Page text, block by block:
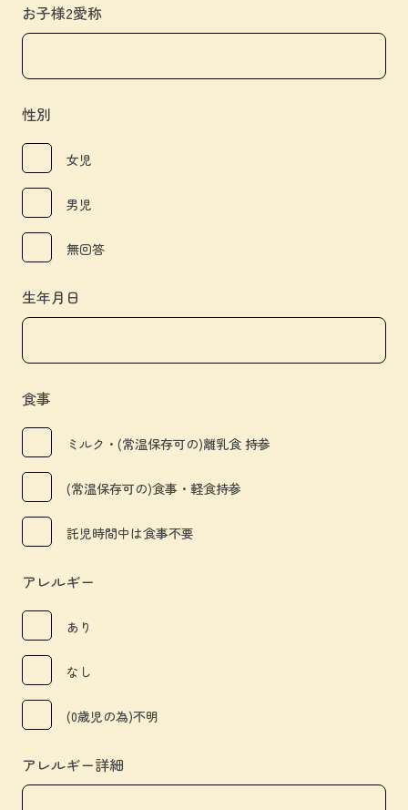
お子様2愛称
性別
女児
男児
無回答
生年月日
食事
ミルク・(常温保存可の)離乳食 持参
(常温保存可の)食事・軽食持参
託児時間中は食事不要
アレルギー
あり
なし
(0歳児の為)不明
アレルギー詳細